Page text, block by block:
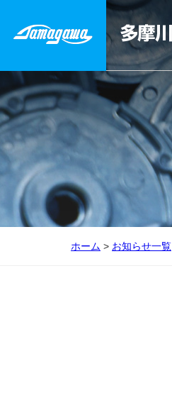
ホーム > お知らせ一覧